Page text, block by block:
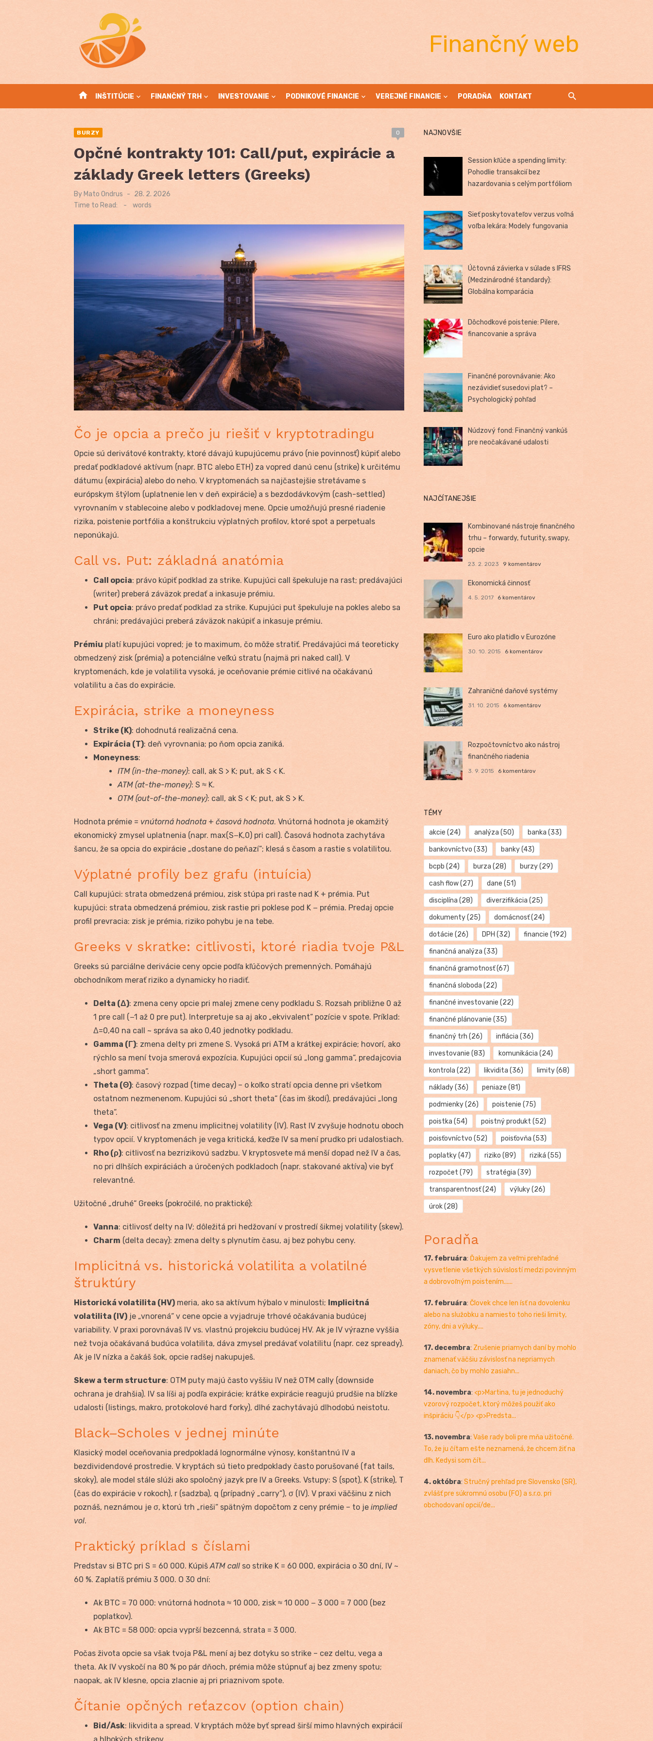
Finančný web
home INŠTITÚCIE FINANČNÝ TRH INVESTOVANIE PODNIKOVÉ FINANCIE VEREJNÉ FINANCIE PORADŇA KONTAKT
BURZY 0
Opčné kontrakty 101: Call/put, expirácie a
základy Greek letters (Greeks)
By Mato Ondrus
Posted
on
28. 2. 2026
Time to Read:
- words
Čo je opcia a prečo ju riešiť v kryptotradingu
Opcie sú derivátové kontrakty, ktoré dávajú kupujúcemu právo (nie povinnosť) kúpiť alebo
predať podkladové aktívum (napr. BTC alebo ETH) za vopred danú cenu (strike) k určitému
dátumu (expirácia) alebo do neho. V kryptomenách sa najčastejšie stretávame s
európskym štýlom (uplatnenie len v deň expirácie) a s bezdodávkovým (cash-settled)
vyrovnaním v stablecoine alebo v podkladovej mene. Opcie umožňujú presné riadenie
rizika, poistenie portfólia a konštrukciu výplatných profilov, ktoré spot a perpetuals
neponúkajú.
Call vs. Put: základná anatómia
Call opcia: právo kúpiť podklad za strike. Kupujúci call špekuluje na rast; predávajúci
(writer) preberá záväzok predať a inkasuje prémiu.
Put opcia: právo predať podklad za strike. Kupujúci put špekuluje na pokles alebo sa
chráni; predávajúci preberá záväzok nakúpiť a inkasuje prémiu.
Prémiu platí kupujúci vopred; je to maximum, čo môže stratiť. Predávajúci má teoreticky
obmedzený zisk (prémia) a potenciálne veľkú stratu (najmä pri naked call). V
kryptomenách, kde je volatilita vysoká, je oceňovanie prémie citlivé na očakávanú
volatilitu a čas do expirácie.
Expirácia, strike a moneyness
Strike (K): dohodnutá realizačná cena.
Expirácia (T): deň vyrovnania; po ňom opcia zaniká.
Moneyness:
ITM (in-the-money): call, ak S > K; put, ak S < K.
ATM (at-the-money): S ≈ K.
OTM (out-of-the-money): call, ak S < K; put, ak S > K.
Hodnota prémie = vnútorná hodnota + časová hodnota. Vnútorná hodnota je okamžitý
ekonomický zmysel uplatnenia (napr. max(S−K,0) pri call). Časová hodnota zachytáva
šancu, že sa opcia do expirácie „dostane do peňazí“; klesá s časom a rastie s volatilitou.
Výplatné profily bez grafu (intuícia)
Call kupujúci: strata obmedzená prémiou, zisk stúpa pri raste nad K + prémia. Put
kupujúci: strata obmedzená prémiou, zisk rastie pri poklese pod K − prémia. Predaj opcie
profil prevracia: zisk je prémia, riziko pohybu je na tebe.
Greeks v skratke: citlivosti, ktoré riadia tvoje P&L
Greeks sú parciálne derivácie ceny opcie podľa kľúčových premenných. Pomáhajú
obchodníkom merať riziko a dynamicky ho riadiť.
Delta (Δ): zmena ceny opcie pri malej zmene ceny podkladu S. Rozsah približne 0 až
1 pre call (−1 až 0 pre put). Interpretuje sa aj ako „ekvivalent“ pozície v spote. Príklad:
Δ=0,40 na call ~ správa sa ako 0,40 jednotky podkladu.
Gamma (Γ): zmena delty pri zmene S. Vysoká pri ATM a krátkej expirácie; hovorí, ako
rýchlo sa mení tvoja smerová expozícia. Kupujúci opcií sú „long gamma“, predajcovia
„short gamma“.
Theta (Θ): časový rozpad (time decay) – o koľko stratí opcia denne pri všetkom
ostatnom nezmenenom. Kupujúci sú „short theta“ (čas im škodí), predávajúci „long
theta“.
Vega (V): citlivosť na zmenu implicitnej volatility (IV). Rast IV zvyšuje hodnotu oboch
typov opcií. V kryptomenách je vega kritická, keďže IV sa mení prudko pri udalostiach.
Rho (ρ): citlivosť na bezrizikovú sadzbu. V kryptosvete má menší dopad než IV a čas,
no pri dlhších expiráciách a úročených podkladoch (napr. stakované aktíva) vie byť
relevantné.
Užitočné „druhé“ Greeks (pokročilé, no praktické):
Vanna: citlivosť delty na IV; dôležitá pri hedžovaní v prostredí šikmej volatility (skew).
Charm (delta decay): zmena delty s plynutím času, aj bez pohybu ceny.
Implicitná vs. historická volatilita a volatilné
štruktúry
Historická volatilita (HV) meria, ako sa aktívum hýbalo v minulosti; Implicitná
volatilita (IV) je „vnorená“ v cene opcie a vyjadruje trhové očakávania budúcej
variability. V praxi porovnávaš IV vs. vlastnú projekciu budúcej HV. Ak je IV výrazne vyššia
než tvoja očakávaná budúca volatilita, dáva zmysel predávať volatilitu (napr. cez spready).
Ak je IV nízka a čakáš šok, opcie radšej nakupuješ.
Skew a term structure: OTM puty majú často vyššiu IV než OTM cally (downside
ochrana je drahšia). IV sa líši aj podľa expirácie; krátke expirácie reagujú prudšie na blízke
udalosti (listings, makro, protokolové hard forky), dlhé zachytávajú dlhodobú neistotu.
Black–Scholes v jednej minúte
Klasický model oceňovania predpokladá lognormálne výnosy, konštantnú IV a
bezdividendové prostredie. V kryptách sú tieto predpoklady často porušované (fat tails,
skoky), ale model stále slúži ako spoločný jazyk pre IV a Greeks. Vstupy: S (spot), K (strike), T
(čas do expirácie v rokoch), r (sadzba), q (prípadný „carry“), σ (IV). V praxi väčšinu z nich
poznáš, neznámou je σ, ktorú trh „rieši“ spätným dopočtom z ceny prémie – to je implied
vol.
Praktický príklad s číslami
Predstav si BTC pri S = 60 000. Kúpiš ATM call so strike K = 60 000, expirácia o 30 dní, IV ~
60 %. Zaplatíš prémiu 3 000. O 30 dní:
Ak BTC = 70 000: vnútorná hodnota ≈ 10 000, zisk ≈ 10 000 − 3 000 = 7 000 (bez
poplatkov).
Ak BTC = 58 000: opcia vyprší bezcenná, strata = 3 000.
Počas života opcie sa však tvoja P&L mení aj bez dotyku so strike – cez deltu, vega a
theta. Ak IV vyskočí na 80 % po pár dňoch, prémia môže stúpnuť aj bez zmeny spotu;
naopak, ak IV klesne, opcia zlacnie aj pri priaznivom spote.
Čítanie opčných reťazcov (option chain)
Bid/Ask: likvidita a spread. V kryptách môže byť spread širší mimo hlavných expirácií
NAJNOVŠIE
Session kľúče a spending limity:
Pohodlie transakcií bez
hazardovania s celým portfóliom
Sieť poskytovateľov verzus voľná
voľba lekára: Modely fungovania
Účtovná závierka v súlade s IFRS
(Medzinárodné štandardy):
Globálna komparácia
Dôchodkové poistenie: Pilere,
financovanie a správa
Finančné porovnávanie: Ako
nezávidieť susedovi plat? –
Psychologický pohľad
Núdzový fond: Finančný vankúš
pre neočakávané udalosti
NAJČÍTANEJŠIE
Kombinované nástroje finančného
trhu – forwardy, futurity, swapy,
opcie
23. 2. 2023 9 komentárov
Ekonomická činnosť
4. 5. 2017 6 komentárov
Euro ako platidlo v Eurozóne
30. 10. 2015 6 komentárov
Zahraničné daňové systémy
31. 10. 2015 6 komentárov
Rozpočtovníctvo ako nástroj
finančného riadenia
3. 9. 2015 6 komentárov
TÉMY
akcie (24) analýza (50) banka (33)
bankovníctvo (33) banky(43)
bcpb (24) burza (28) burzy(29)
cash flow(27) dane (51)
disciplína (28) diverzifikácia (25)
dokumenty(25) domácnosť(24)
dotácie (26) DPH (32) financie (192)
finančná analýza (33)
finančná gramotnosť(67)
finančná sloboda (22)
finančné investovanie (22)
finančné plánovanie (35)
finančný trh (26) inflácia (36)
investovanie (83) komunikácia (24)
kontrola (22) likvidita (36) limity(68)
náklady(36) peniaze (81)
podmienky(26) poistenie (75)
poistka (54) poistný produkt (52)
poisťovníctvo (52) poisťovňa (53)
poplatky(47) riziko (89) riziká (55)
rozpočet (79) stratégia (39)
transparentnosť(24) výluky(26)
úrok(28)
Poradňa
17. februára: Ďakujem za veľmi prehľadné
vysvetlenie všetkých súvislostí medzi povinným
a dobrovoľným poistením......
17. februára: Človek chce len ísť na dovolenku
alebo na služobku a namiesto toho rieši limity,
zóny, dni a výluky....
17. decembra: Zrušenie priamych daní by mohlo
znamenať väčšiu závislosť na nepriamych
daniach, čo by mohlo zasiahn...
14. novembra: <p>Martina, tu je jednoduchý
vzorový rozpočet, ktorý môžeš použiť ako
inšpiráciu 👇</p> <p>Predsta...
13. novembra: Vaše rady boli pre mňa užitočné.
To, že ju čítam ešte neznamená, že chcem žiť na
dlh. Kedysi som čít...
4. októbra: Stručný prehľad pre Slovensko (SR),
zvlášť pre súkromnú osobu (FO) a s.r.o. pri
obchodovaní opcií/de...